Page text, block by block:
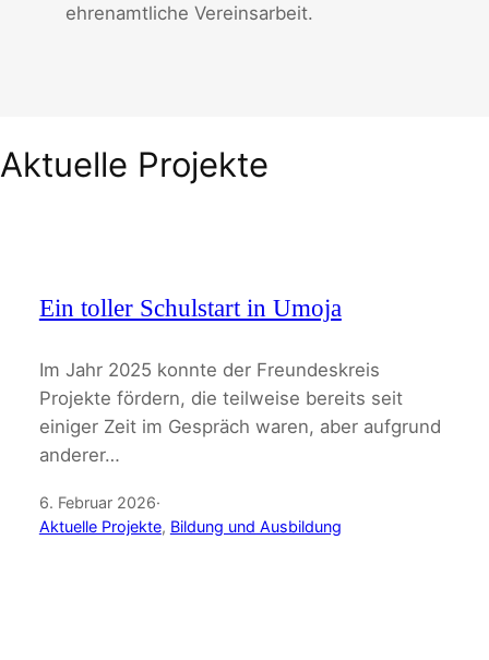
ehrenamtliche Vereinsarbeit.
Aktuelle Projekte
Ein toller Schulstart in Umoja
Im Jahr 2025 konnte der Freundeskreis
Projekte fördern, die teilweise bereits seit
einiger Zeit im Gespräch waren, aber aufgrund
anderer…
6. Februar 2026·
Aktuelle Projekte, Bildung und Ausbildung